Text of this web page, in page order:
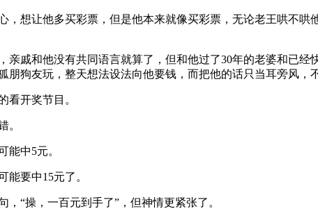
，想让他多买彩票，但是他本来就像买彩票，无论老王哄不
亲戚和他没有共同语言就算了，但和他过了30年的老婆和已
朋狗友玩，整天想法设法向他要钱，而把他的话只当耳旁风，
看开奖节目。
。
能中5元。
能要中15元了。
“操，一百元到手了”，但神情更紧张了。